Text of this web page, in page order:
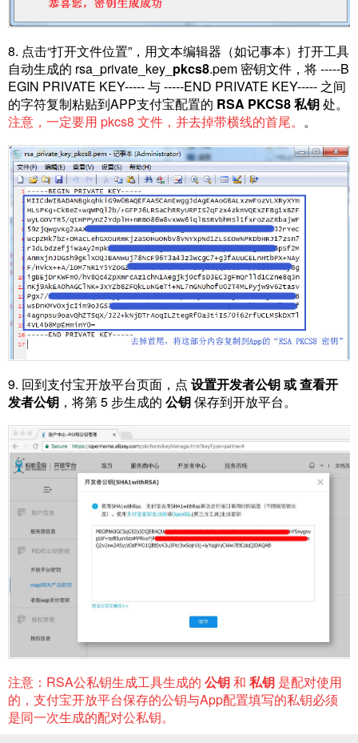
8. 点击“打开文件位置”，用文本编辑器（如记事本）打开工具
自动生成的 rsa_private_key_ pkcs8.pem 密钥文件，将 -----B
EGIN PRIVATE KEY----- 与 -----END PRIVATE KEY----- 之间
的字符复制粘贴到APP支付宝配置的 RSA PKCS8 私钥处。
注意，一定要用 pkcs8 文件，并去掉带横线的首尾。 。
9. 回到支付宝开放平台页面，点 设置开发者公钥 或 查看开
发者公钥 ，将第 5 步生成的 公钥保存到开放平台。
注意：RSA公私钥生成工具生成的 公钥和 私钥 是配对使用
的，支付宝开放平台保存的公钥与App配置填写的私钥必须
是同一次生成的配对公私钥。